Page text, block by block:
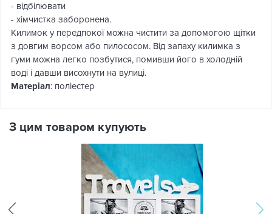
- відбілювати
- хімчистка заборонена.
Килимок у передпокої можна чистити за допомогою щітки
з довгим ворсом або пилососом. Від запаху килимка з
гуми можна легко позбутися, помивши його в холодній
воді і давши висохнути на вулиці.
Матеріал: поліестер
З цим товаром купують